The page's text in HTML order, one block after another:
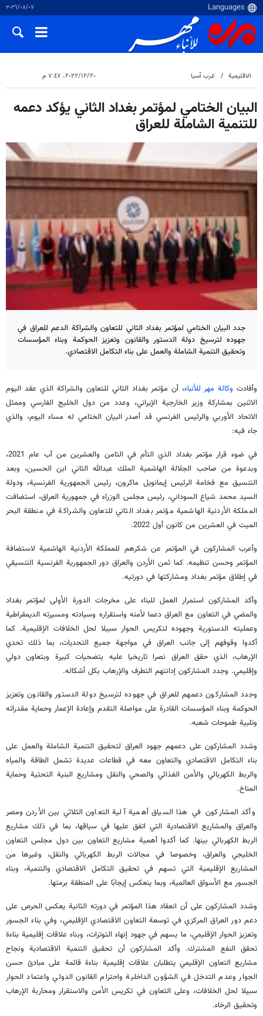
٠٧‏/٠٨‏/٢٠٢٦
الاقلیمیة غرب آسیا ٢٠‏/١٢‏/٢٠٢٢، ٧:٤٧ م
البيان الختامي لمؤتمر بغداد الثاني يؤكد دعمه
للتنمية الشاملة للعراق
جدد البيان الختامي لمؤتمر بغداد الثاني للتعاون والشراكة الدعم للعراق في
جهوده لترسيخ دولة الدستور والقانون وتعزيز الحوكمة وبناء المؤسسات
وتحقيق التنمية الشاملة والعمل على بناء التكامل الاقتصادي.
وأفادت وكالة مهر للأنباء، أن مؤتمر بغداد الثاني للتعاون والشراكة الذي عقد اليوم
الاثنين بمشاركة وزير الخارجية الإيراني، وعدد من دول الخليج الفارسي وممثل
الاتحاد الأوربي والرئيس الفرنسي قد أصدر البيان الختامي له مساء اليوم، والذي
جاء فيه:
في ضوء قرار مؤتمر بغداد الذي التأم في الثامن والعشرين من آب عام 2021،
وبدعوة من صاحب الجلالة الهاشمية الملك عبدالله الثاني ابن الحسين، وبعد
التنسيق مع فخامة الرئيس إيمانويل ماكرون، رئيس الجمهورية الفرنسية، ودولة
السيد محمد شياع السوداني، رئيس مجلس الوزراء في جمهورية العراق، استضافت
المملكة الأردنية الهاشمية مؤتمر بغداد الثاني للتعاون والشراكة في منطقة البحر
الميت في العشرين من كانون أول 2022.
وأعرب المشاركون في المؤتمر عن شكرهم للمملكة الأردنية الهاشمية لاستضافة
المؤتمر وحسن تنظيمه. كما ثمن الأردن والعراق دور الجمهورية الفرنسية التنسيقي
في إطلاق مؤتمر بغداد ومشاركتها في دورتيه.
وأكد المشاركون استمرار العمل للبناء على مخرجات الدورة الأولى لمؤتمر بغداد
والمضي في التعاون مع العراق دعما لأمنه واستقراره وسيادته ومسيرته الديمقراطية
وعمليته الدستورية وجهوده لتكريس الحوار سبيلا لحل الخلافات الإقليمية. كما
أكدوا وقوفهم إلى جانب العراق في مواجهة جميع التحديات، بما ذلك تحدي
الإرهاب، الذي حقق العراق نصرا تاريخيا عليه بتضحيات كبيرة وبتعاون دولي
وإقليمي. وجدد المشاركون إدانتهم التطرف والإرهاب بكل أشكاله.
وجدد المشاركون دعمهم للعراق في جهوده لترسيخ دولة الدستور والقانون وتعزيز
الحوكمة وبناء المؤسسات القادرة على مواصلة التقدم وإعادة الإعمار وحماية مقدراته
وتلبية طموحات شعبه.
وشدد المشاركون على دعمهم جهود العراق لتحقيق التنمية الشاملة والعمل على
بناء التكامل الاقتصادي والتعاون معه في قطاعات عديدة تشمل الطاقة والمياه
والربط الكهربائي والأمن الغذائي والصحي والنقل ومشاريع البنية التحتية وحماية
المناخ.
وأكد المشاركون في هذا السياق أهمية آلية التعاون الثلاثي بين الأردن ومصر
والعراق والمشاريع الاقتصادية التي اتفق عليها في سياقها، بما في ذلك مشاريع
الربط الكهربائي بينها. كما أكدوا أهمية مشاريع التعاون بين دول مجلس التعاون
الخليجي والعراق، وخصوصا في مجالات الربط الكهربائي والنقل، وغيرها من
المشاريع الإقليمية التي تسهم في تحقيق التكامل الاقتصادي والتنمية، وبناء
الجسور مع الأسواق العالمية، وبما ينعكس إيجابًا على المنطقة برمتها.
وشدد المشاركون على أن انعقاد هذا المؤتمر في دورته الثانية يعكس الحرص على
دعم دور العراق المركزي في توسعة التعاون الاقتصادي الإقليمي، وفي بناء الجسور
وتعزيز الحوار الإقليمي، ما يسهم في جهود إنهاء التوترات، وبناء علاقات إقليمية بناءة
تحقق النفع المشترك. وأكد المشاركون أن تحقيق التنمية الاقتصادية ونجاح
مشاريع التعاون الإقليمي يتطلبان علاقات إقليمية بناءة قائمة على مبادئ حسن
الجوار وعدم التدخل في الشؤون الداخلية واحترام القانون الدولي واعتماد الحوار
سبيلا لحل الخلافات، وعلى التعاون في تكريس الأمن والاستقرار ومحاربة الإرهاب
وتحقيق الرخاء.